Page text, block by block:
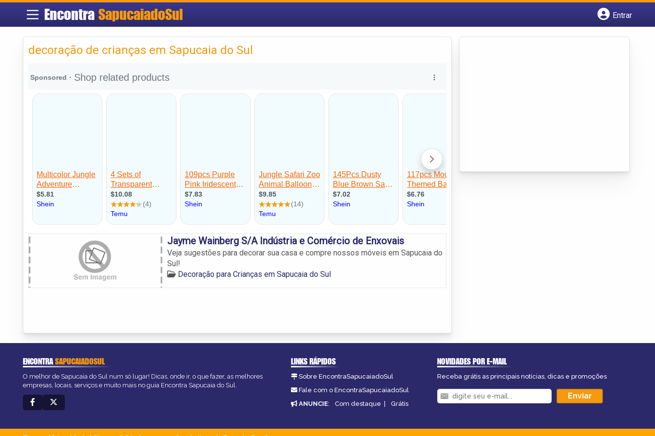
Encontra SapucaiadoSul
Entrar
decoração de crianças em Sapucaia do Sul
Jayme Wainberg S/A Indústria e Comércio de Enxovais
Veja sugestões para decorar sua casa e compre nossos móveis em Sapucaia do
Sul!
Decoração para Crianças em Sapucaia do Sul
ENCONTRASAPUCAIADOSUL
O melhor de Sapucaia do Sul num só lugar! Dicas, onde ir, o que fazer, as melhores
empresas, locais, serviços e muito mais no guia Encontra Sapucaia do Sul.
LINKS RÁPIDOS
Sobre EncontraSapucaiadoSul
Fale com o EncontraSapucaiadoSul
ANUNCIE: Com destaque | Grátis
NOVIDADES POR E-MAIL
Receba grátis as principais notícias, dicas e promoções